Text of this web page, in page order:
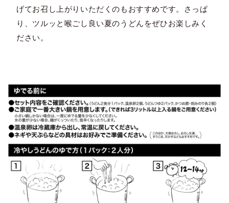
げてお召し上がりいただくのもおすすめです。さっぱ
り、ツルッと喉ごし良い夏のうどんをぜひお楽しみく
ださい。